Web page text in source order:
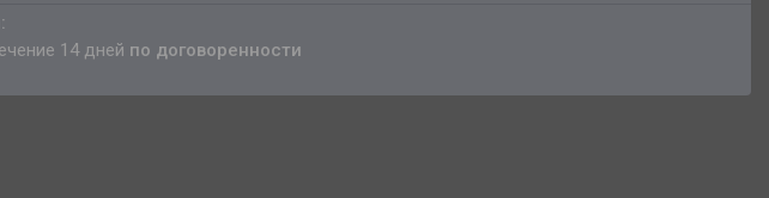
14 дней по договоренности